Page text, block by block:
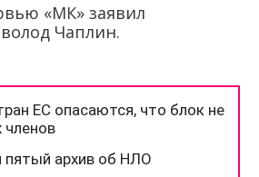
«МК» заявил
Чаплин.